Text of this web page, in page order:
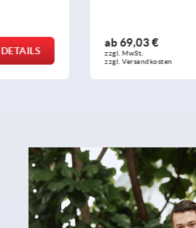
DETAILS
ab11,80 €
zzgl. MwSt.
zzgl. Versandkosten